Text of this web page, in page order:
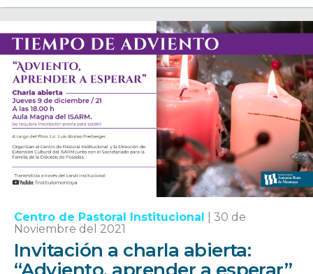
Centro de Pastoral Institucional
30 de
Noviembre del 2021
Invitación a charla abierta: